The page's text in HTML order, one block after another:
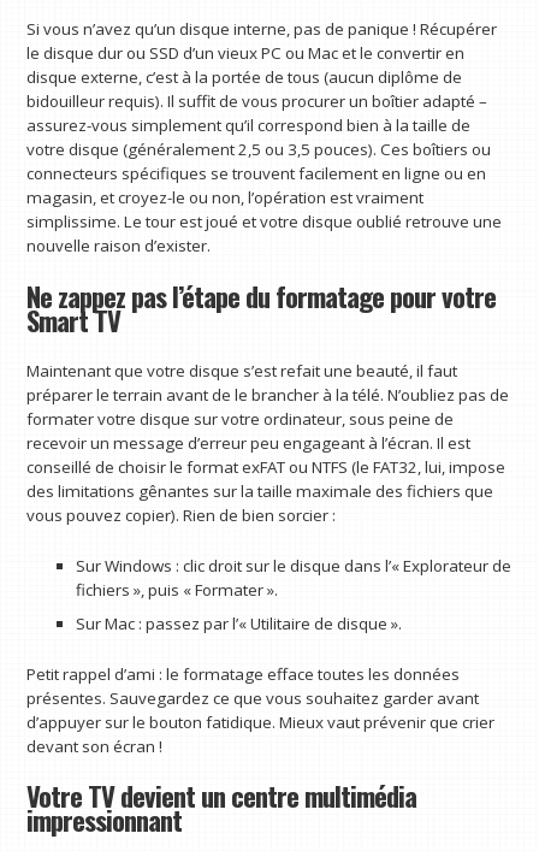
Si vous n’avez qu’un disque interne, pas de panique ! Récupérer
le disque dur ou SSD d’un vieux PC ou Mac et le convertir en
disque externe, c’est à la portée de tous (aucun diplôme de
bidouilleur requis). Il suffit de vous procurer un boîtier adapté –
assurez-vous simplement qu’il correspond bien à la taille de
votre disque (généralement 2,5 ou 3,5 pouces). Ces boîtiers ou
connecteurs spécifiques se trouvent facilement en ligne ou en
magasin, et croyez-le ou non, l’opération est vraiment
simplissime. Le tour est joué et votre disque oublié retrouve une
nouvelle raison d’exister.
Ne zappez pas l’étape du formatage pour votre
Smart TV
Maintenant que votre disque s’est refait une beauté, il faut
préparer le terrain avant de le brancher à la télé. N’oubliez pas de
formater votre disque sur votre ordinateur, sous peine de
recevoir un message d’erreur peu engageant à l’écran. Il est
conseillé de choisir le format exFAT ou NTFS (le FAT32, lui, impose
des limitations gênantes sur la taille maximale des fichiers que
vous pouvez copier). Rien de bien sorcier :
Sur Windows : clic droit sur le disque dans l’« Explorateur de
fichiers », puis « Formater ».
Sur Mac : passez par l’« Utilitaire de disque ».
Petit rappel d’ami : le formatage efface toutes les données
présentes. Sauvegardez ce que vous souhaitez garder avant
d’appuyer sur le bouton fatidique. Mieux vaut prévenir que crier
devant son écran !
Votre TV devient un centre multimédia
impressionnant